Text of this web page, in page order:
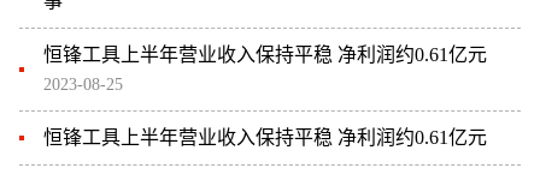
恒锋工具上半年营业收入保持平稳 净利润约0.61亿元
2023-08-25
恒锋工具上半年营业收入保持平稳 净利润约0.61亿元